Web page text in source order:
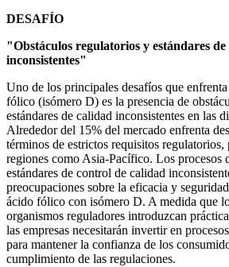
DESAFÍO
"Obstáculos regulatorios y estándares de
inconsistentes"
Uno de los principales desafíos que
fólico (isómero D) es la presencia de
estándares de calidad inconsistentes en las
Alrededor del 15% del mercado enfrenta
términos de estrictos requisitos regulatorios,
regiones como Asia-Pacífico. Los procesos
estándares de control de calidad
preocupaciones sobre la eficacia y
ácido fólico con isómero D. A medida que
organismos reguladores introduzcan
las empresas necesitarán invertir en
para mantener la confianza de los
cumplimiento de las regulaciones.